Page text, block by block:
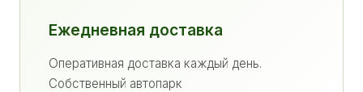
Ежедневная доставка
Оперативная доставка каждый день.
Собственный автопарк